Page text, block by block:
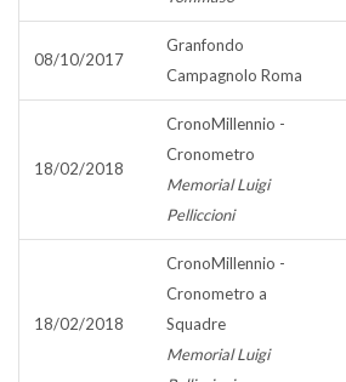
08/10/2017
Granfondo
Campagnolo Roma
18/02/2018
CronoMillennio -
Cronometro
Memorial Luigi
Pelliccioni
18/02/2018
CronoMillennio -
Cronometro a
Squadre
Memorial Luigi